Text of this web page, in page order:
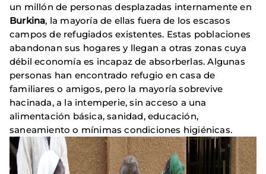
un millón de personas desplazadas internamente en
Burkina, la mayoría de ellas fuera de los escasos
campos de refugiados existentes. Estas poblaciones
abandonan sus hogares y llegan a otras zonas cuya
débil economía es incapaz de absorberlas. Algunas
personas han encontrado refugio en casa de
familiares o amigos, pero la mayoría sobrevive
hacinada, a la intemperie, sin acceso a una
alimentación básica, sanidad, educación,
saneamiento o mínimas condiciones higiénicas.